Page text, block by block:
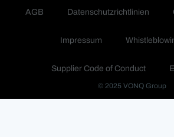
AGB Datenschutzrichtlinien
Impressum
Supplier Code of Conduct
© 2025 VONQ Group